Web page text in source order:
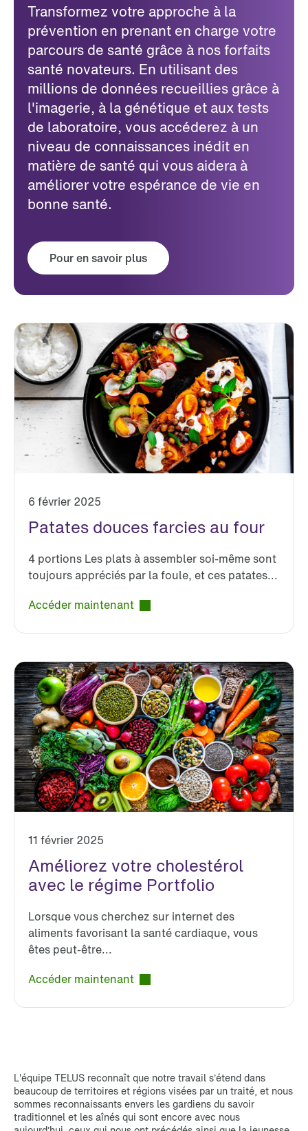
Transformez votre approche à la
prévention en prenant en charge votre
parcours de santé grâce à nos forfaits
santé novateurs. En utilisant des
millions de données recueillies grâce à
l'imagerie, à la génétique et aux tests
de laboratoire, vous accéderez à un
niveau de connaissances inédit en
matière de santé qui vous aidera à
améliorer votre espérance de vie en
bonne santé.
Pour en savoir plus
6 février 2025
Patates douces farcies au four
4 portions Les plats à assembler soi-même sont
toujours appréciés par la foule, et ces patates...
Accéder maintenant
11 février 2025
Améliorez votre cholestérol
avec le régime Portfolio
Lorsque vous cherchez sur internet des
aliments favorisant la santé cardiaque, vous
êtes peut-être...
Accéder maintenant
L'équipe TELUS reconnaît que notre travail s’étend dans
beaucoup de territoires et régions visées par un traité, et nous
sommes reconnaissants envers les gardiens du savoir
traditionnel et les aînés qui sont encore avec nous